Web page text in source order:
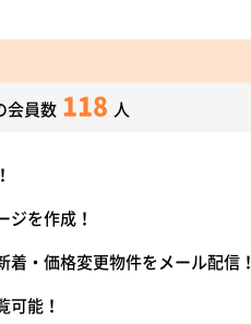
会員数 118 人
ジを作成！
着・価格変更物件をメール配信！
可能！